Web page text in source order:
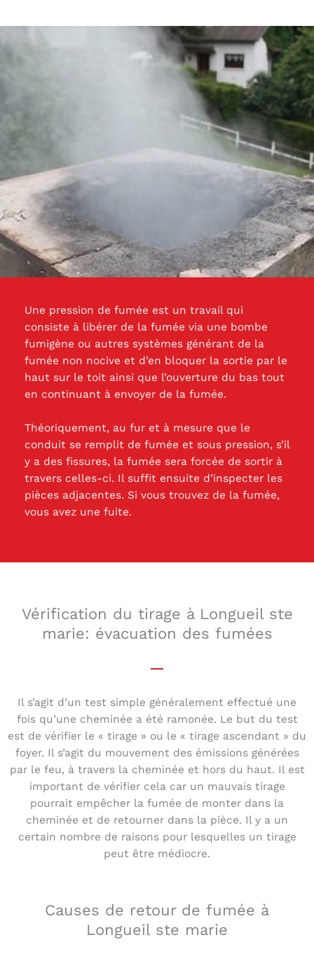
Une pression de fumée est un travail qui
consiste à libérer de la fumée via une bombe
fumigène ou autres systèmes générant de la
fumée non nocive et d’en bloquer la sortie par le
haut sur le toit ainsi que l’ouverture du bas tout
en continuant à envoyer de la fumée.
Théoriquement, au fur et à mesure que le
conduit se remplit de fumée et sous pression, s’il
y a des fissures, la fumée sera forcée de sortir à
travers celles-ci. Il suffit ensuite d’inspecter les
pièces adjacentes. Si vous trouvez de la fumée,
vous avez une fuite.
Vérification du tirage à Longueil ste
marie: évacuation des fumées
Il s’agit d’un test simple généralement effectué une
fois qu’une cheminée a été ramonée. Le but du test
est de vérifier le « tirage » ou le « tirage ascendant » du
foyer. Il s’agit du mouvement des émissions générées
par le feu, à travers la cheminée et hors du haut. Il est
important de vérifier cela car un mauvais tirage
pourrait empêcher la fumée de monter dans la
cheminée et de retourner dans la pièce. Il y a un
certain nombre de raisons pour lesquelles un tirage
peut être médiocre.
Causes de retour de fumée à
Longueil ste marie